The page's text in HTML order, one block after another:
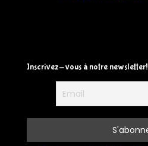
Inscrivez-vous à notre newsletter!